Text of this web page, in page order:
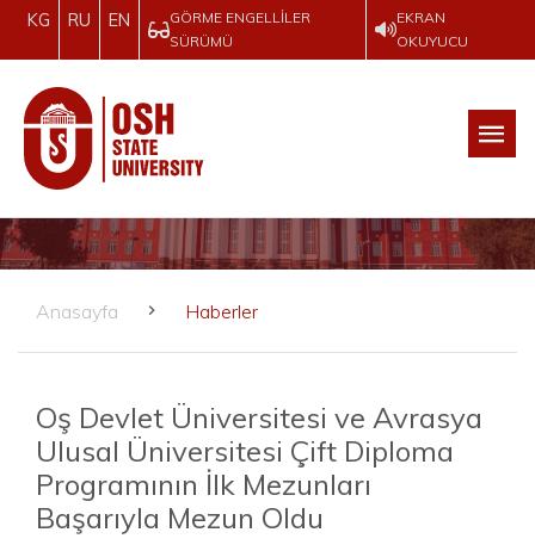
KG RU EN
GÖRME ENGELLILER
SÜRÜMÜ
EKRAN
OKUYUCU
Anasayfa Haberler
Oş Devlet Üniversitesi ve Avrasya
Ulusal Üniversitesi Çift Diploma
Programının İlk Mezunları
Başarıyla Mezun Oldu